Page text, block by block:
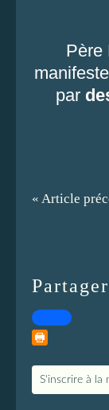
Père
par
« Article
S'inscrire à la